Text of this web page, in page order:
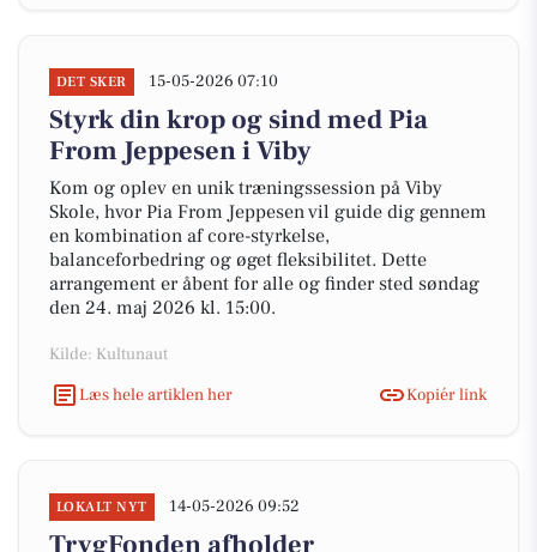
DET SKER 15-05-2026 07:10
Styrk din krop og sind med Pia
From Jeppesen i Viby
Kom og oplev en unik træningssession på Viby
Skole, hvor Pia From Jeppesen vil guide dig gennem
en kombination af core-styrkelse,
balanceforbedring og øget fleksibilitet. Dette
arrangement er åbent for alle og finder sted søndag
den 24. maj 2026 kl. 15:00.
Kilde: Kultunaut
Læs hele artiklen her
Kopiér link
LOKALT NYT 14-05-2026 09:52
TrygFonden afholder